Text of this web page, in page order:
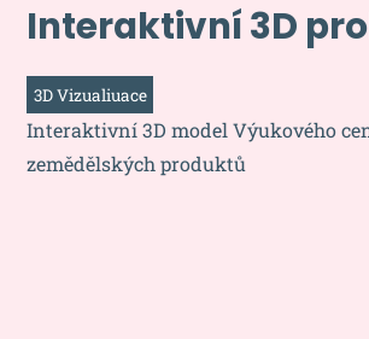
Interaktivní 3D
3D Vizualiuace
Interaktivní 3D model Výukového
zemědělských produktů